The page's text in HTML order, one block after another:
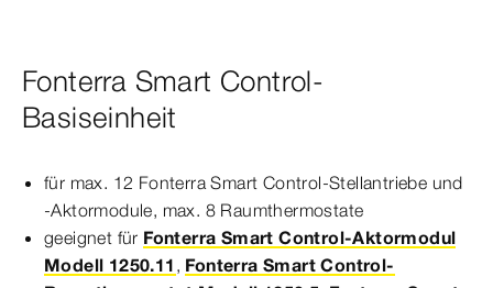
Fonterra Smart Control-
Basiseinheit
für max. 12 Fonterra Smart Control-Stellantriebe und
-Aktormodule, max. 8 Raumthermostate
geeignet für Fonterra Smart Control-Aktormodul
Modell 1250.11 , Fonterra Smart Control-